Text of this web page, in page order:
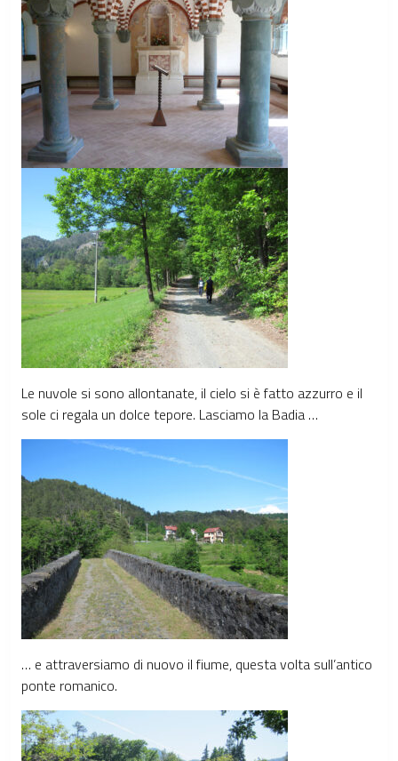
Le nuvole si sono allontanate, il cielo si è fatto azzurro e il
sole ci regala un dolce tepore. Lasciamo la Badia …
… e attraversiamo di nuovo il fiume, questa volta sull’antico
ponte romanico.